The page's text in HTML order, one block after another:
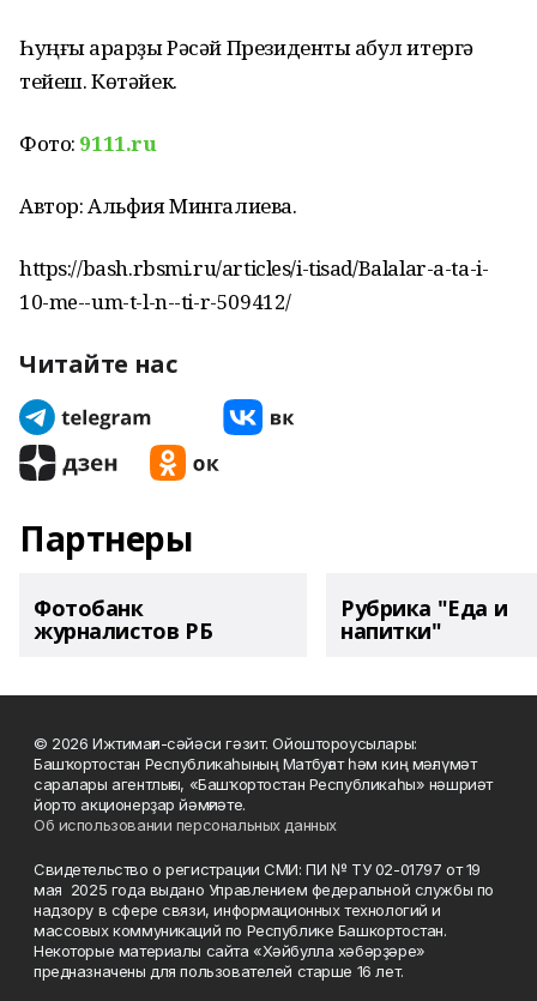
Һуңғы ҡарарҙы Рәсәй Президенты ҡабул итергә
тейеш. Көтәйек.
Фото: 9111.ru
Автор: Альфия Мингалиева.
https://bash.rbsmi.ru/articles/i-tisad/Balalar-a-ta-i-
10-me--um-t-l-n--ti-r-509412/
Читайте нас
Партнеры
Фотобанк
журналистов РБ
Рубрика "Еда и
напитки"
© 2026 Ижтимағи-сәйәси гәзит. Ойоштороусылары:
Башҡортостан Республикаһының Матбуғат һәм киң мәғлүмәт
саралары агентлығы, «Башҡортостан Республикаһы» нәшриәт
йорто акционерҙар йәмғиәте.
Об использовании персональных данных
Свидетельство о регистрации СМИ: ПИ № ТУ 02-01797 от 19
мая 2025 года выдано Управлением федеральной службы по
надзору в сфере связи, информационных технологий и
массовых коммуникаций по Республике Башкортостан.
Некоторые материалы сайта «Хәйбулла хәбәрҙәре»
предназначены для пользователей старше 16 лет.